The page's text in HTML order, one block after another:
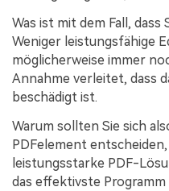
Was ist mit dem Fall,
Weniger leistungsfähige
möglicherweise immer
Annahme verleitet, dass
beschädigt ist.
Warum sollten Sie sich
PDFelement
leistungsstarke PDF-
das effektivste